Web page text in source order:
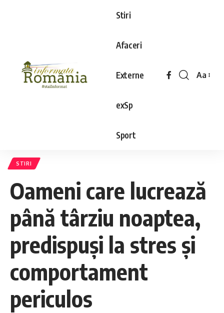
Stiri
Afaceri
Externe
exSp
Sport
Aa
STIRI
Oameni care lucrează
până târziu noaptea,
predispuși la stres și
comportament
periculos